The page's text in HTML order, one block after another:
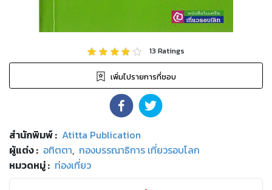
13 Ratings
เพิ่มไปรายการที่ชอบ
สำนักพิมพ์: Atitta Publication
ผู้แต่ง : อทิตตา, กองบรรณาธิการ เที่ยวรอบโลก
หมวดหมู่: ท่องเที่ยว